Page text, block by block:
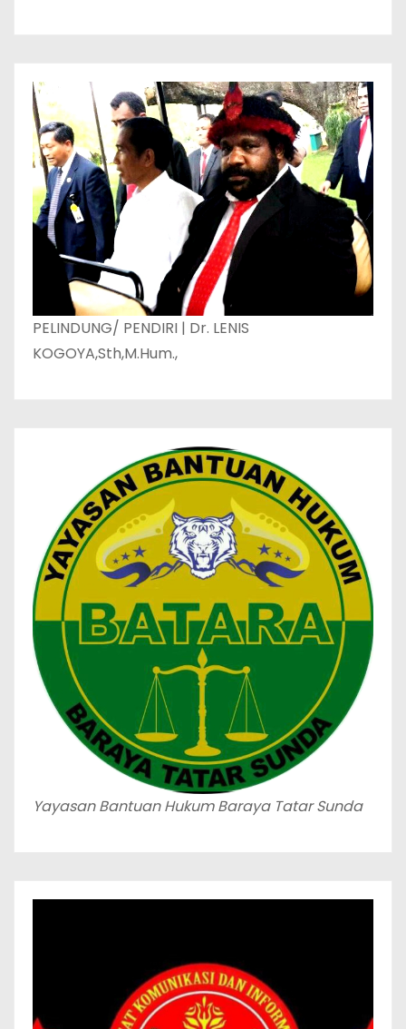
PELINDUNG/ PENDIRI | Dr. LENIS
KOGOYA,Sth,M.Hum.,
Yayasan Bantuan Hukum Baraya Tatar Sunda